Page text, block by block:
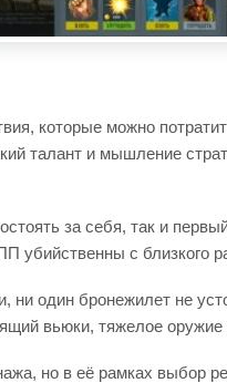
которые можно
талант и мышление
за себя, так и
с близкого
один бронежилет не
вьюки, тяжелое
но в её рамках выбор